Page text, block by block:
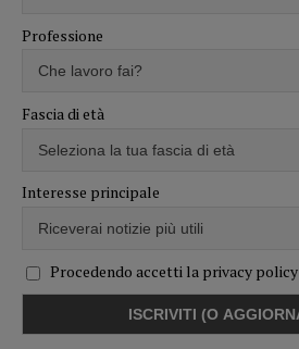
Professione
Fascia di età
Interesse principale
Procedendo accetti la privacy policy